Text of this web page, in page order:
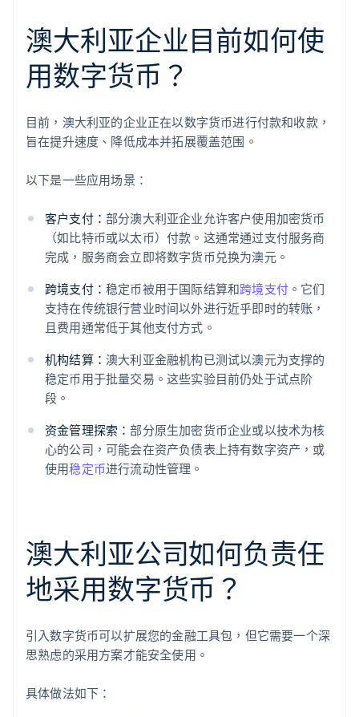
澳大利亚企业目前如何使
用数字货币？
目前，澳大利亚的企业正在以数字货币进行付款和收款，
旨在提升速度、降低成本并拓展覆盖范围。
以下是一些应用场景：
客户支付： 部分澳大利亚企业允许客户使用加密货币
（如比特币或以太币）付款。这通常通过支付服务商
完成，服务商会立即将数字货币兑换为澳元。
跨境支付： 稳定币被用于国际结算和跨境支付 。它们
支持在传统银行营业时间以外进行近乎即时的转账，
且费用通常低于其他支付方式。
机构结算： 澳大利亚金融机构已测试以澳元为支撑的
稳定币用于批量交易。这些实验目前仍处于试点阶
段。
资金管理探索：部分原生加密货币企业或以技术为核
心的公司，可能会在资产负债表上持有数字资产，或
使用稳定币进行流动性管理。
澳大利亚公司如何负责任
地采用数字货币？
引入数字货币可以扩展您的金融工具包，但它需要一个深
思熟虑的采用方案才能安全使用。
具体做法如下：